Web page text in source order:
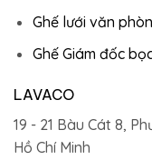
Ghế lưới văn
Ghế Giám đốc
LAVACO
19 - 21 Bàu Cát 8,
Hồ Chí Minh